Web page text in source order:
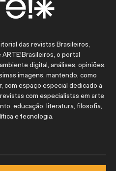
das revistas Brasileiros,
ARTE!Brasileiros, o portal
digital, análises, opiniões,
imagens, mantendo, como
com espaço especial dedicado a
com especialistas em arte
educação, literatura, filosofia,
e tecnologia.